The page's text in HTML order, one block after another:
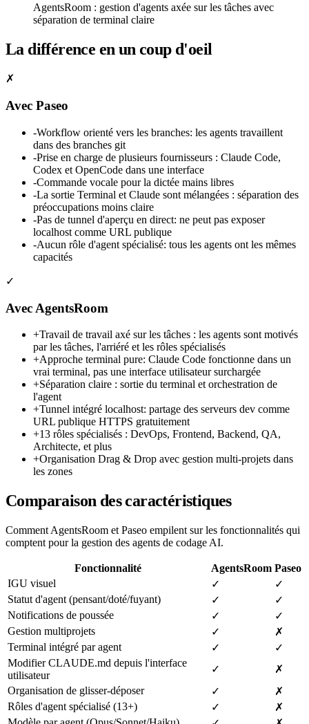
AgentsRoom : gestion d'agents axée sur les tâches avec
séparation de terminal claire
La différence en un coup d'oeil
✗
Avec Paseo
-Workflow orienté vers les branches: les agents travaillent
dans des branches git
-Prise en charge de plusieurs fournisseurs : Claude Code,
Codex et OpenCode dans une interface
-Commande vocale pour la dictée mains libres
-La sortie Terminal et Claude sont mélangées : séparation des
préoccupations moins claire
-Pas de tunnel d'aperçu en direct: ne peut pas exposer
localhost comme URL publique
-Aucun rôle d'agent spécialisé: tous les agents ont les mêmes
capacités
✓
Avec AgentsRoom
+Travail de travail axé sur les tâches : les agents sont motivés
par les tâches, l'arriéré et les rôles spécialisés
+Approche terminal pure: Claude Code fonctionne dans un
vrai terminal, pas une interface utilisateur surchargée
+Séparation claire : sortie du terminal et orchestration de
l'agent
+Tunnel intégré localhost: partage des serveurs dev comme
URL publique HTTPS gratuitement
+13 rôles spécialisés : DevOps, Frontend, Backend, QA,
Architecte, et plus
+Organisation Drag & Drop avec gestion multi-projets dans
les zones
Comparaison des caractéristiques
Comment AgentsRoom et Paseo empilent sur les fonctionnalités qui
comptent pour la gestion des agents de codage AI.
Fonctionnalité AgentsRoom Paseo
IGU visuel
✓
✓
Statut d'agent (pensant/doté/fuyant)
✓
✓
Notifications de poussée
✓
✓
Gestion multiprojets
✓
✗
Terminal intégré par agent
✓
✓
Modifier CLAUDE.md depuis l'interface
utilisateur
✓
✗
Organisation de glisser-déposer
✓
✗
Rôles d'agent spécialisé (13+)
✓
✗